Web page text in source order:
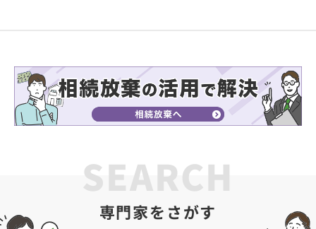
SEARCH
専門家をさがす